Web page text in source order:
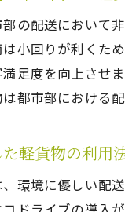
の配送において
小回りが利くた
足度を向上させ
都市部における
軽貨物の利用
環境に優しい配